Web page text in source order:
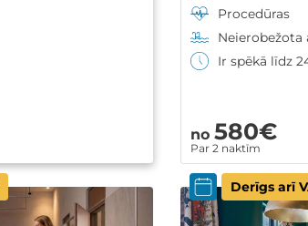
Procedūras
Neierobežota
Ir spēkā līdz
no 580€
Par 2 naktīm
Derīgs arī